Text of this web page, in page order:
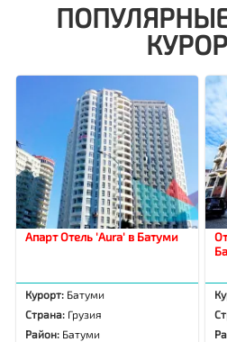
Апарт Отель 'Aura' в Батуми
Курорт: Батуми
Страна: Грузия
Район: Батуми